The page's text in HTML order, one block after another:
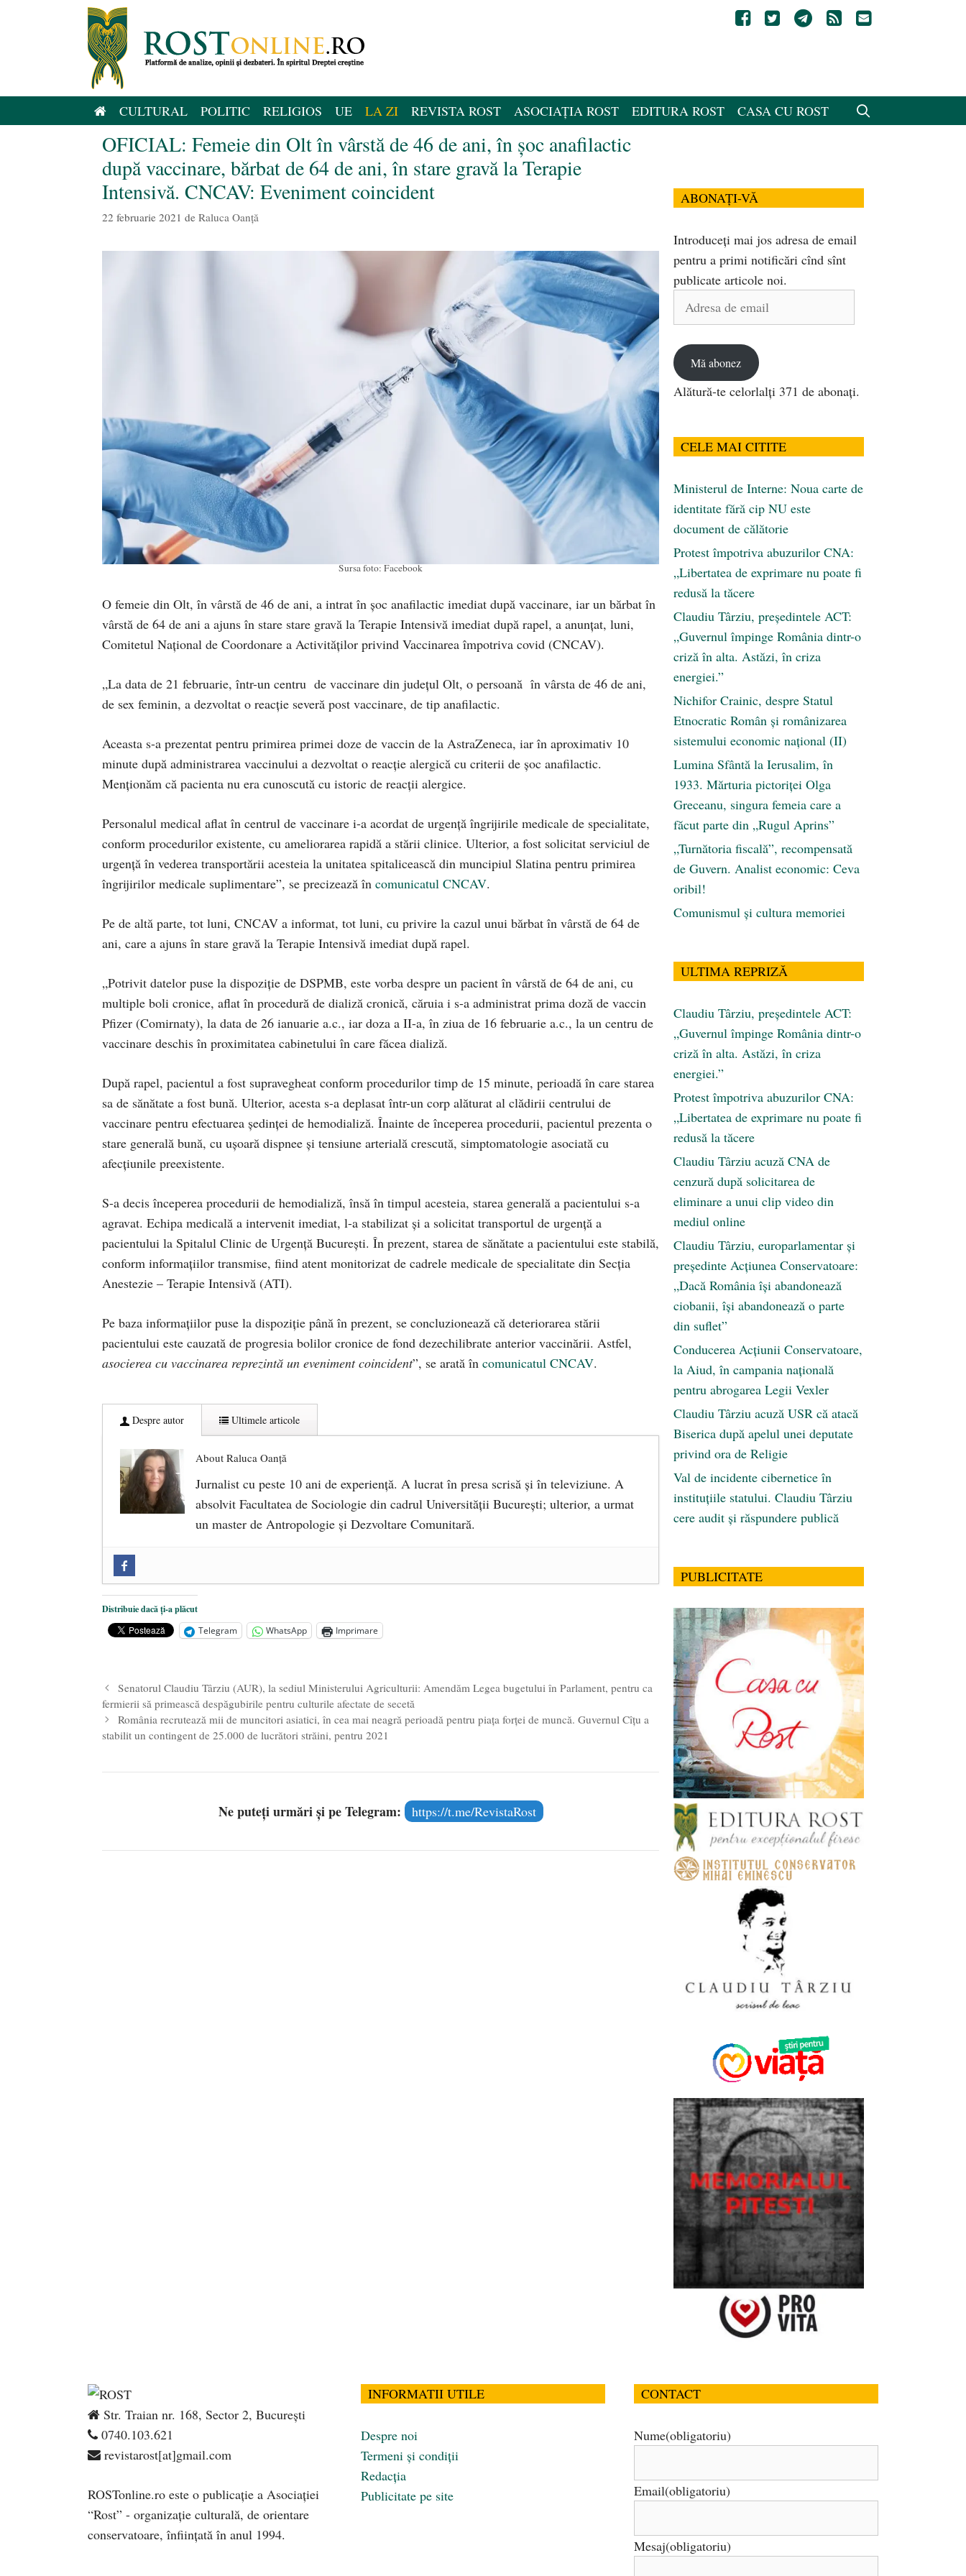
CULTURAL POLITIC RELIGIOS UE LA ZI REVISTA ROST ASOCIAȚIA ROST EDITURA ROST CASA CU ROST
OFICIAL: Femeie din Olt în vârstă de 46 de ani, în șoc anafilactic
după vaccinare, bărbat de 64 de ani, în stare gravă la Terapie
Intensivă. CNCAV: Eveniment coincident
22 februarie 2021 de Raluca Oanță
Sursa foto: Facebook
O femeie din Olt, în vârstă de 46 de ani, a intrat în șoc anafilactic imediat după vaccinare, iar un bărbat în
vârstă de 64 de ani a ajuns în stare stare gravă la Terapie Intensivă imediat după rapel, a anunțat, luni,
Comitetul Naţional de Coordonare a Activităţilor privind Vaccinarea împotriva covid (CNCAV).
„La data de 21 februarie, într-un centru de vaccinare din județul Olt, o persoană în vârsta de 46 de ani,
de sex feminin, a dezvoltat o reacție severă post vaccinare, de tip anafilactic.
Aceasta s-a prezentat pentru primirea primei doze de vaccin de la AstraZeneca, iar în aproximativ 10
minute după administrarea vaccinului a dezvoltat o reacție alergică cu criterii de șoc anafilactic.
Menționăm că pacienta nu era cunoscută cu istoric de reacții alergice.
Personalul medical aflat în centrul de vaccinare i-a acordat de urgență îngrijirile medicale de specialitate,
conform procedurilor existente, cu ameliorarea rapidă a stării clinice. Ulterior, a fost solicitat serviciul de
urgență în vederea transportării acesteia la unitatea spitalicească din muncipiul Slatina pentru primirea
îngrijirilor medicale suplimentare”, se precizează în comunicatul CNCAV.
Pe de altă parte, tot luni, CNCAV a informat, tot luni, cu privire la cazul unui bărbat în vârstă de 64 de
ani, care a ajuns în stare gravă la Terapie Intensivă imediat după rapel.
„Potrivit datelor puse la dispoziție de DSPMB, este vorba despre un pacient în vârstă de 64 de ani, cu
multiple boli cronice, aflat în procedură de dializă cronică, căruia i s-a administrat prima doză de vaccin
Pfizer (Comirnaty), la data de 26 ianuarie a.c., iar doza a II-a, în ziua de 16 februarie a.c., la un centru de
vaccinare deschis în proximitatea cabinetului în care făcea dializă.
După rapel, pacientul a fost supravegheat conform procedurilor timp de 15 minute, perioadă în care starea
sa de sănătate a fost bună. Ulterior, acesta s-a deplasat într-un corp alăturat al clădirii centrului de
vaccinare pentru efectuarea ședinței de hemodializă. Înainte de începerea procedurii, pacientul prezenta o
stare generală bună, cu ușoară dispnee și tensiune arterială crescută, simptomatologie asociată cu
afecțiunile preexistente.
S-a decis începerea procedurii de hemodializă, însă în timpul acesteia, starea generală a pacientului s-a
agravat. Echipa medicală a intervenit imediat, l-a stabilizat și a solicitat transportul de urgență a
pacientului la Spitalul Clinic de Urgență București. În prezent, starea de sănătate a pacientului este stabilă,
conform informațiilor transmise, fiind atent monitorizat de cadrele medicale de specialitate din Secția
Anestezie – Terapie Intensivă (ATI).
Pe baza informațiilor puse la dispoziție până în prezent, se concluzionează că deteriorarea stării
pacientului este cauzată de progresia bolilor cronice de fond dezechilibrate anterior vaccinării. Astfel,
asocierea cu vaccinarea reprezintă un eveniment coincident”, se arată în comunicatul CNCAV.
Despre autor Ultimele articole
About Raluca Oanță
Jurnalist cu peste 10 ani de experiență. A lucrat în presa scrisă și în televiziune. A
absolvit Facultatea de Sociologie din cadrul Universității București; ulterior, a urmat
un master de Antropologie și Dezvoltare Comunitară.
comemorat la 102 ani de la naștere - 29 iulie 2024
„Carnea cultivată” în laborator, tot mai aproape de autorizare pentru comercializare în UE
iulie 2024
Distribuie dacă ți-a plăcut
Telegram
WhatsApp Imprimare
Senatorul Claudiu Târziu (AUR), la sediul Ministerului Agriculturii: Amendăm Legea bugetului în Parlament, pentru ca
fermierii să primească despăgubirile pentru culturile afectate de secetă
România recrutează mii de muncitori asiatici, în cea mai neagră perioadă pentru piața forței de muncă. Guvernul Cîțu a
stabilit un contingent de 25.000 de lucrători străini, pentru 2021
Ne puteți urmări și pe Telegram: https://t.me/RevistaRost
ABONAȚI-VĂ
Introduceți mai jos adresa de email
pentru a primi notificări cînd sînt
publicate articole noi.
Adresa
Mă abonez
Alătură-te celorlalți 371 de abonați.
CELE MAI CITITE
Ministerul de Interne: Noua carte de
identitate fără cip NU este
document de călătorie
Protest împotriva abuzurilor CNA:
„Libertatea de exprimare nu poate fi
redusă la tăcere
Claudiu Târziu, președintele ACT:
„Guvernul împinge România dintr-o
criză în alta. Astăzi, în criza
energiei.”
Nichifor Crainic, despre Statul
Etnocratic Român şi românizarea
sistemului economic naţional (II)
Lumina Sfântă la Ierusalim, în
1933. Mărturia pictoriței Olga
Greceanu, singura femeia care a
făcut parte din „Rugul Aprins”
„Turnătoria fiscală”, recompensată
de Guvern. Analist economic: Ceva
oribil!
Comunismul şi cultura memoriei
ULTIMA REPRIZĂ
Claudiu Târziu, președintele ACT:
„Guvernul împinge România dintr-o
criză în alta. Astăzi, în criza
energiei.”
Protest împotriva abuzurilor CNA:
„Libertatea de exprimare nu poate fi
redusă la tăcere
Claudiu Târziu acuză CNA de
cenzură după solicitarea de
eliminare a unui clip video din
mediul online
Claudiu Târziu, europarlamentar și
președinte Acțiunea Conservatoare:
„Dacă România își abandonează
ciobanii, își abandonează o parte
din suflet”
Conducerea Acțiunii Conservatoare,
la Aiud, în campania națională
pentru abrogarea Legii Vexler
Claudiu Târziu acuză USR că atacă
Biserica după apelul unei deputate
privind ora de Religie
Val de incidente cibernetice în
instituțiile statului. Claudiu Târziu
cere audit și răspundere publică
PUBLICITATE
Str. Traian nr. 168, Sector 2, București
0740.103.621
revistarost[at]gmail.com
ROSTonline.ro este o publicaţie a Asociaţiei
“Rost” - organizaţie culturală, de orientare
conservatoare, înfiinţată în anul 1994.
INFORMATII UTILE
Despre noi
Termeni și condiții
Redacția
Publicitate pe site
CONTACT
Nume(obligatoriu)
Email(obligatoriu)
Mesaj(obligatoriu)